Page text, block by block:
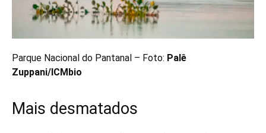
Parque Nacional do Pantanal – Foto: Palê
Zuppani/ICMbio
Mais desmatados